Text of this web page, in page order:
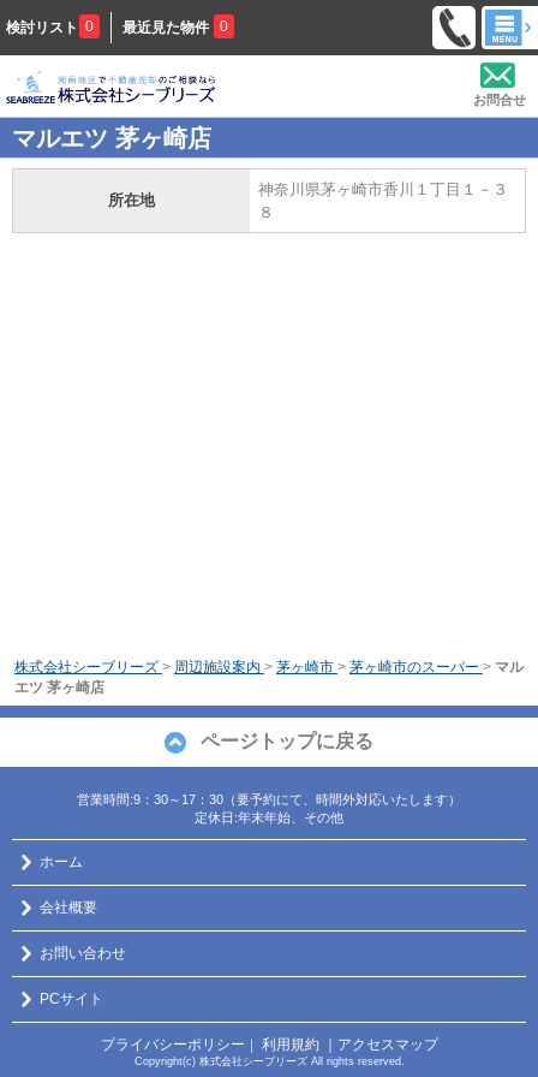
検討リスト 0 最近見た物件 0
お問合せ
マルエツ 茅ヶ崎店
所在地
神奈川県茅ヶ崎市香川１丁目１－３
８
株式会社シーブリーズ > 周辺施設案内 > 茅ヶ崎市 > 茅ヶ崎市のスーパー > マル
エツ 茅ヶ崎店
ページトップに戻る
営業時間:9：30～17：30（要予約にて、時間外対応いたします）
定休日:年末年始、その他
ホーム
会社概要
お問い合わせ
PCサイト
プライバシーポリシー ｜ 利用規約 ｜アクセスマップ
Copyright(c) 株式会社シーブリーズ All rights reserved.